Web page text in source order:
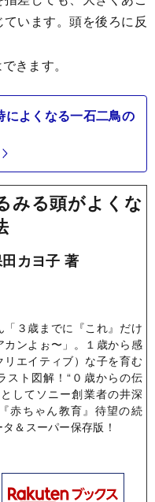
います。頭を後ろに反
きます。
によくなる一石二鳥の
みる頭がよくな
カヨ子 著
「３歳までに『これ』だけ
カンよぉ〜」。１歳から感
エイティブ）な子を育む
スト図解！“０歳からの伝
してソニー創業者の井深
赤ちゃん教育』待望の続
＆スーパー保存版！